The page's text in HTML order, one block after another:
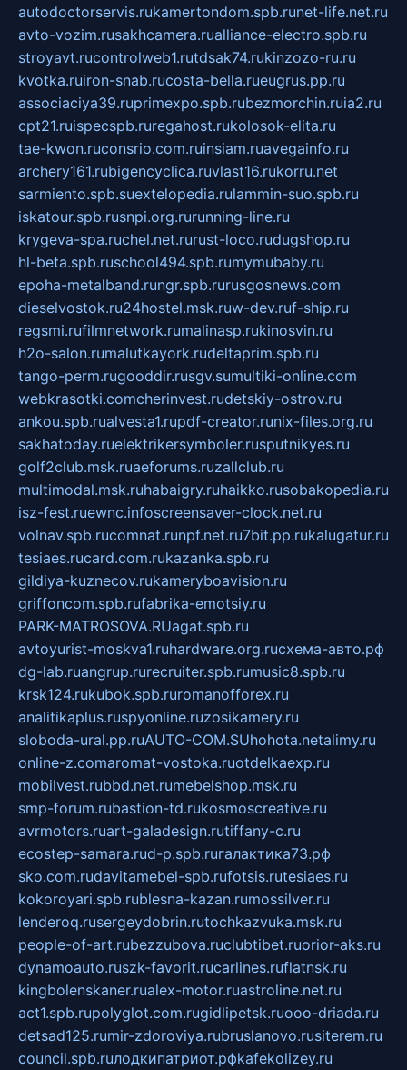
autodoctorservis.rukamertondom.spb.runet-life.net.ru
avto-vozim.rusakhcamera.rualliance-electro.spb.ru
stroyavt.rucontrolweb1.rutdsak74.rukinzozo-ru.ru
kvotka.ruiron-snab.rucosta-bella.rueugrus.pp.ru
associaciya39.ruprimexpo.spb.rubezmorchin.ruia2.ru
cpt21.ruispecspb.ruregahost.rukolosok-elita.ru
tae-kwon.ruconsrio.com.ruinsiam.ruavegainfo.ru
archery161.rubigencyclica.ruvlast16.rukorru.net
sarmiento.spb.suextelopedia.rulammin-suo.spb.ru
iskatour.spb.rusnpi.org.rurunning-line.ru
krygeva-spa.ruchel.net.rurust-loco.rudugshop.ru
hl-beta.spb.ruschool494.spb.rumymubaby.ru
epoha-metalband.rungr.spb.rurusgosnews.com
dieselvostok.ru24hostel.msk.ruw-dev.ruf-ship.ru
regsmi.rufilmnetwork.rumalinasp.rukinosvin.ru
h2o-salon.rumalutkayork.rudeltaprim.spb.ru
tango-perm.rugooddir.rusgv.sumultiki-online.com
webkrasotki.comcherinvest.rudetskiy-ostrov.ru
ankou.spb.rualvesta1.rupdf-creator.runix-files.org.ru
sakhatoday.ruelektrikersymboler.rusputnikyes.ru
golf2club.msk.ruaeforums.ruzallclub.ru
multimodal.msk.ruhabaigry.ruhaikko.rusobakopedia.ru
isz-fest.ruewnc.infoscreensaver-clock.net.ru
volnav.spb.rucomnat.runpf.net.ru7bit.pp.rukalugatur.ru
tesiaes.rucard.com.rukazanka.spb.ru
gildiya-kuznecov.rukameryboavision.ru
griffoncom.spb.rufabrika-emotsiy.ru
PARK-MATROSOVA.RUagat.spb.ru
avtoyurist-moskva1.ruhardware.org.ruсхема-авто.рф
dg-lab.ruangrup.rurecruiter.spb.rumusic8.spb.ru
krsk124.rukubok.spb.ruromanofforex.ru
analitikaplus.ruspyonline.ruzosikamery.ru
sloboda-ural.pp.ruAUTO-COM.SUhohota.netalimy.ru
online-z.comaromat-vostoka.ruotdelkaexp.ru
mobilvest.rubbd.net.rumebelshop.msk.ru
smp-forum.rubastion-td.rukosmoscreative.ru
avrmotors.ruart-galadesign.rutiffany-c.ru
ecostep-samara.rud-p.spb.ruгалактика73.рф
sko.com.rudavitamebel-spb.rufotsis.rutesiaes.ru
kokoroyari.spb.rublesna-kazan.rumossilver.ru
lenderoq.rusergeydobrin.rutochkazvuka.msk.ru
people-of-art.rubezzubova.ruclubtibet.ruorior-aks.ru
dynamoauto.ruszk-favorit.rucarlines.ruflatnsk.ru
kingbolenskaner.rualex-motor.ruastroline.net.ru
act1.spb.rupolyglot.com.rugidlipetsk.ruooo-driada.ru
detsad125.rumir-zdoroviya.rubruslanovo.rusiterem.ru
council.spb.ruлодкипатриот.рфkafekolizey.ru